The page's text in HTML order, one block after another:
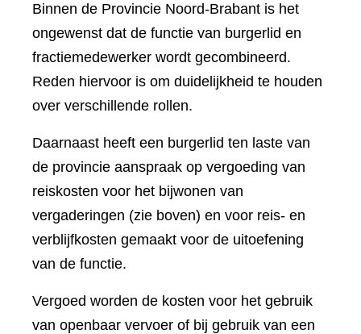
Binnen de Provincie Noord-Brabant is het
ongewenst dat de functie van burgerlid en
fractiemedewerker wordt gecombineerd.
Reden hiervoor is om duidelijkheid te houden
over verschillende rollen.
Daarnaast heeft een burgerlid ten laste van
de provincie aanspraak op vergoeding van
reiskosten voor het bijwonen van
vergaderingen (zie boven) en voor reis- en
verblijfkosten gemaakt voor de uitoefening
van de functie.
Vergoed worden de kosten voor het gebruik
van openbaar vervoer of bij gebruik van een